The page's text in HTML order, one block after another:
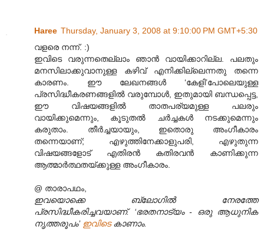
Haree Thursday, January 3, 2008 at 9:10:00 PM GMT+5:30
വളരെ നന്ന്. :)
ഇവിടെ വരുന്നതെല്ലാം ഞാന്‍ വായിക്കാറില്ല. പലതും
മനസിലാക്കുവാനുള്ള കഴിവ് എനിക്കില്ലെന്നതു തന്നെ
കാരണം. ഈ ലേഖനങ്ങള്‍ ‘കേളി’പോലെയുള്ള
പ്രസിദ്ധീകരണങ്ങളില്‍ വരുമ്പോള്‍, ഇതുമായി ബന്ധപ്പെട്ട,
ഈ വിഷയങ്ങളില്‍ താതപര്യമുള്ള പലരും
വായിക്കുമെന്നും, കൂടുതല്‍ ചര്‍ച്ചകള്‍ നടക്കുമെന്നും
കരുതാം. തീര്‍ച്ചയായും, ഇതൊരു അംഗീകാരം
തന്നെയാണ്; എഴുത്തിനേക്കാളുപരി, എഴുതുന്ന
വിഷയങ്ങളോട് എതിരന്‍ കതിരവന്‍ കാണിക്കുന്ന
ആത്മാര്‍ത്ഥതയ്ക്കുള്ള അംഗീകാരം.
@ താരാപഥം,
ഇവയൊക്കെ ബ്ലോഗില്‍ നേരത്തേ
പ്രസിദ്ധീകരിച്ചവയാണ്. ‘ഭരതനാട്യം - ഒരു ആധുനിക
നൃത്തരൂപം’ ഇവിടെകാണാം.